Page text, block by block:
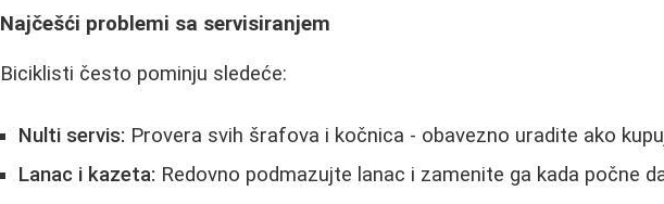
Najčešći problemi sa servisiranjem
Biciklisti često pominju sledeće:
Nulti servis: Provera svih šrafova i kočnica - obavezno uradite ako
Lanac i kazeta: Redovno podmazujte lanac i zamenite ga kada počne